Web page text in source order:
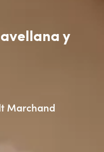
y
Marchand